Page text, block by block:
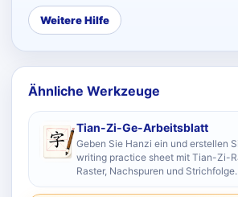
Weitere Hilfe
Ähnliche Werkzeuge
Tian-Zi-Ge-Arbeitsblatt
Geben Sie Hanzi ein und erstellen
writing practice sheet mit Tian-Zi-
Raster, Nachspuren und Strichfolge.